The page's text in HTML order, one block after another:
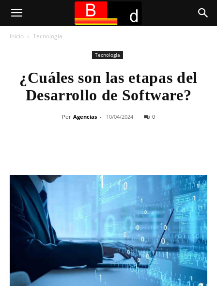
Inicio Tecnología
Tecnología
¿Cuáles son las etapas del
Desarrollo de Software?
Por Agencias - 10/04/2024 0